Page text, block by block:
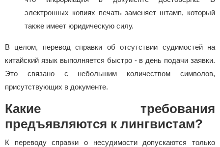
электронных копиях печать заменяет штамп, который
также имеет юридическую силу.
В целом, перевод справки об отсутствии судимостей на
китайский язык выполняется быстро - в день подачи заявки.
Это связано с небольшим количеством символов,
присутствующих в документе.
Какие требования
предъявляются к лингвистам?
К переводу справки о несудимости допускаются только